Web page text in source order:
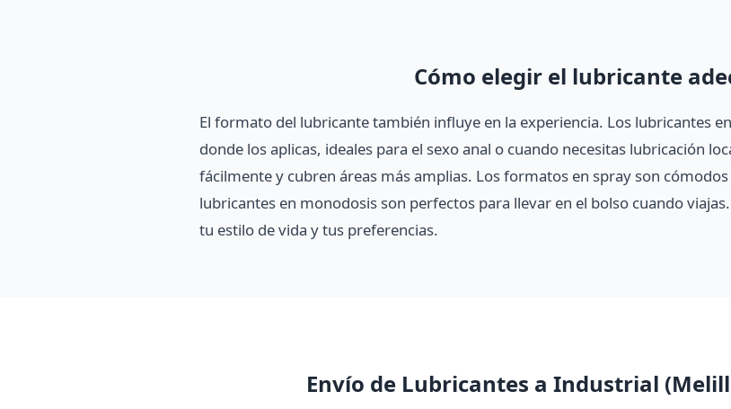
Cómo elegir el lubricante
El formato del lubricante también influye en la experiencia. Los lubricantes
donde los aplicas, ideales para el sexo anal o cuando necesitas lubricación
fácilmente y cubren áreas más amplias. Los formatos en spray son
lubricantes en monodosis son perfectos para llevar en el bolso cuando
tu estilo de vida y tus preferencias.
Envío de Lubricantes a Industrial